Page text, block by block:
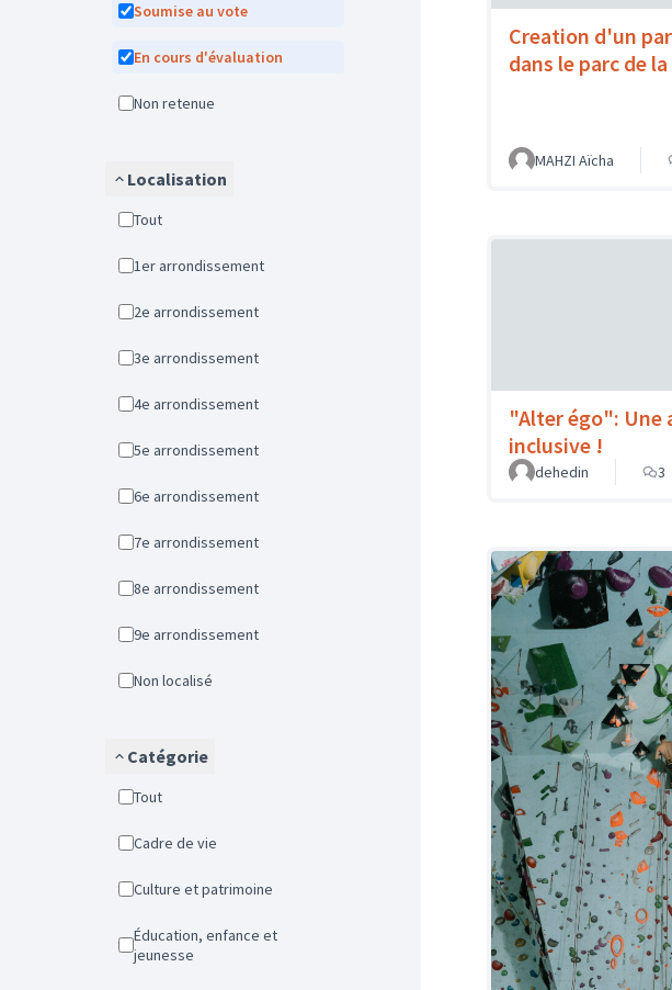
Soumise au vote
En cours d'évaluation
Non retenue
Localisation
Tout
1er arrondissement
2e arrondissement
3e arrondissement
4e arrondissement
5e arrondissement
6e arrondissement
7e arrondissement
8e arrondissement
9e arrondissement
Non localisé
Catégorie
Tout
Cadre de vie
Culture et patrimoine
Éducation, enfance et
jeunesse
Creation d'un
dans le parc de
MAHZI Aïcha
"Alter égo": Une
inclusive !
dehedin
3